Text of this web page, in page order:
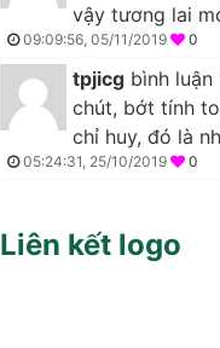
vậy tương lai
09:09:56, 05/11/2019 0
tpjicg bình
chút, bớt tính
chỉ huy, đó là
05:24:31, 25/10/2019 0
Liên kết logo